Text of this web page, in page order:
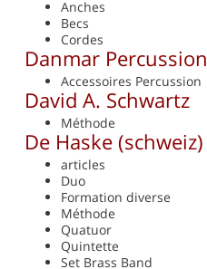
Anches
Becs
Cordes
Danmar Percussion
Accessoires Percussion
David A. Schwartz
Méthode
De Haske (schweiz)
articles
Duo
Formation diverse
Méthode
Quatuor
Quintette
Set Brass Band